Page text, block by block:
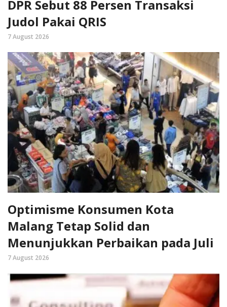
DPR Sebut 88 Persen Transaksi
Judol Pakai QRIS
7 August 2026
Optimisme Konsumen Kota
Malang Tetap Solid dan
Menunjukkan Perbaikan pada Juli
7 August 2026